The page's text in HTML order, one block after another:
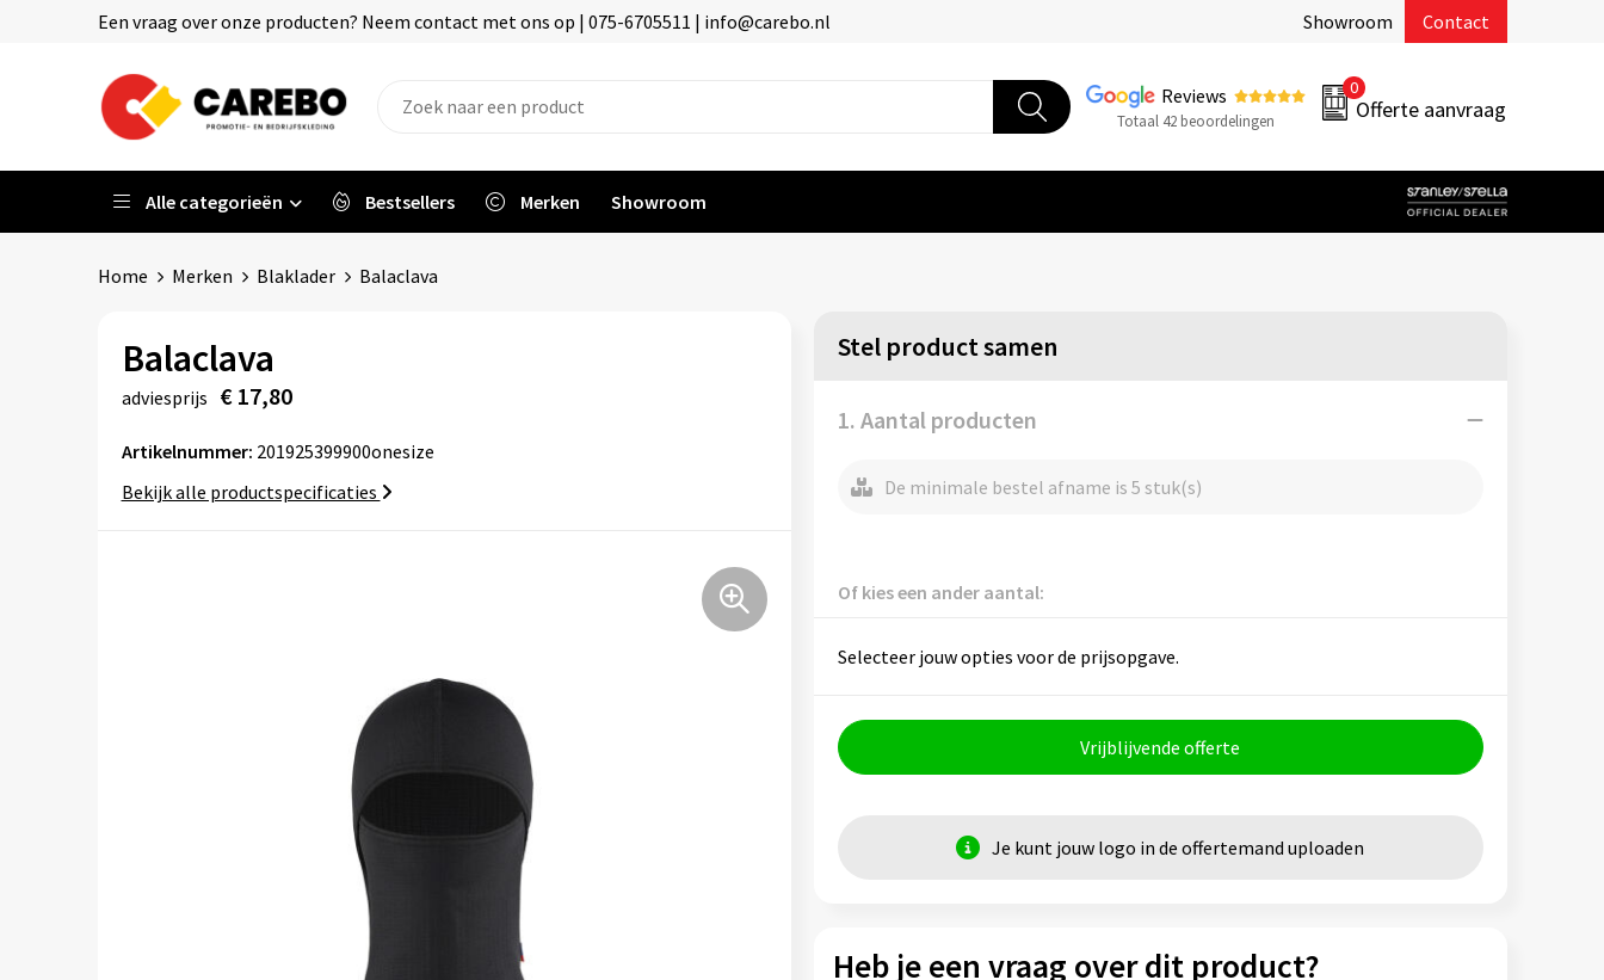
Een vraag over onze producten? Neem contact met ons op | 075-6705511 | info@carebo.nl Showroom Contact
Reviews
Totaal 42 beoordelingen
0
Offerte aanvraag
Alle categorieën Bestsellers Merken Showroom
Home Merken Blaklader Balaclava
Balaclava
adviesprijs € 17,80
Artikelnummer: 201925399900onesize
Bekijk alle productspecificaties
Stel product samen
1. Aantal producten
De minimale bestel afname is 5 stuk(s)
Of kies een ander aantal:
Selecteer jouw opties voor de prijsopgave.
Vrijblijvende offerte
Je kunt jouw logo in de offertemand uploaden
Heb je een vraag over dit product?